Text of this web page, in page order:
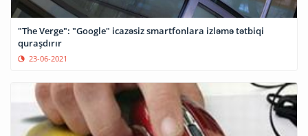
"The Verge": "Google" icazəsiz smartfonlara izləmə tətbiqi
quraşdırır
23-06-2021